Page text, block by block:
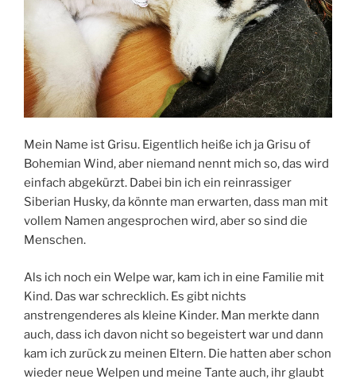
Mein Name ist Grisu. Eigentlich heiße ich ja Grisu of
Bohemian Wind, aber niemand nennt mich so, das wird
einfach abgekürzt. Dabei bin ich ein reinrassiger
Siberian Husky, da könnte man erwarten, dass man mit
vollem Namen angesprochen wird, aber so sind die
Menschen.
Als ich noch ein Welpe war, kam ich in eine Familie mit
Kind. Das war schrecklich. Es gibt nichts
anstrengenderes als kleine Kinder. Man merkte dann
auch, dass ich davon nicht so begeistert war und dann
kam ich zurück zu meinen Eltern. Die hatten aber schon
wieder neue Welpen und meine Tante auch, ihr glaubt